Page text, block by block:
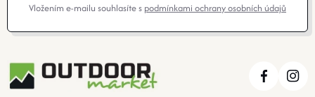
Vložením e-mailu souhlasíte s podmínkami ochrany osobních údajů